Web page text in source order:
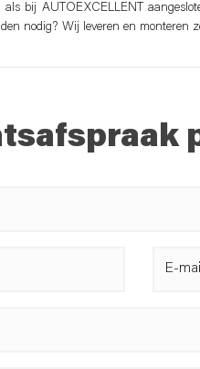
als bij AUTOEXCELLENT
nodig? Wij leveren en monteren